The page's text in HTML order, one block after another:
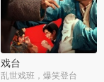
戏台
乱世戏班，爆笑登台